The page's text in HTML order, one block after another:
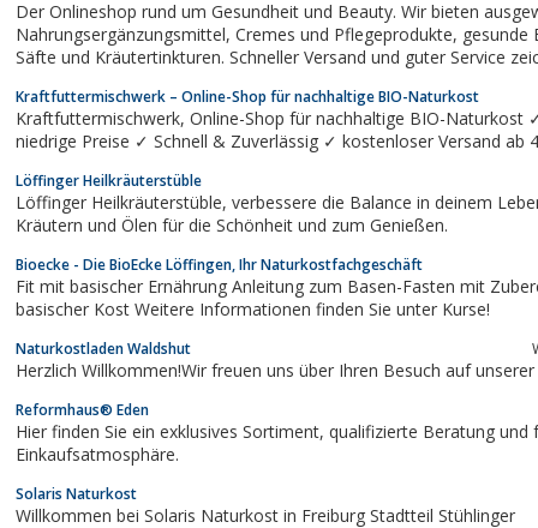
Der Onlineshop rund um Gesundheit und Beauty. Wir bieten
Nahrungsergänzungsmittel, Cremes und Pflegeprodukte, gesunde Ernährung,
Säfte und Kräutertinkturen. Schneller Versand und guter Service
Kraftfuttermischwerk – Online-Shop für nachhaltige BIO-Naturkost
Kraftfuttermischwerk, Online-Shop für nachhaltige BIO-Naturkost ✓ dauerhaft
niedrige Preise ✓ Schnell & Zuverlässig ✓ kostenloser
Löffinger Heilkräuterstüble
Löffinger Heilkräuterstüble, verbessere die Balance in deinem Leben mit Tees,
Kräutern und Ölen für die Schönheit und zum Genießen.
Bioecke - Die BioEcke Löffingen, Ihr Naturkostfachgeschäft
Fit mit basischer Ernährung Anleitung zum Basen-Fasten mit
basischer Kost Weitere Informationen finden Sie unter Kurse!
Naturkostladen Waldshut
Herzlich Willkommen!Wir freuen uns über Ihren Besuch auf
Reformhaus® Eden
Hier finden Sie ein exklusives Sortiment, qualifizierte Beratung und freundliche
Einkaufsatmosphäre.
Solaris Naturkost
Willkommen bei Solaris Naturkost in Freiburg Stadtteil Stühlinger